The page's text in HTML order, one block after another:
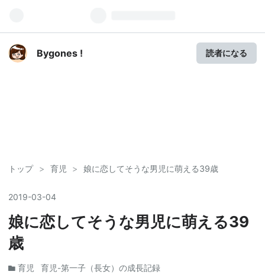
Bygones ! 読者になる
トップ > 育児 > 娘に恋してそうな男児に萌える39歳
2019-03-04
娘に恋してそうな男児に萌える39
歳
育児 育児-第一子（長女）の成長記録